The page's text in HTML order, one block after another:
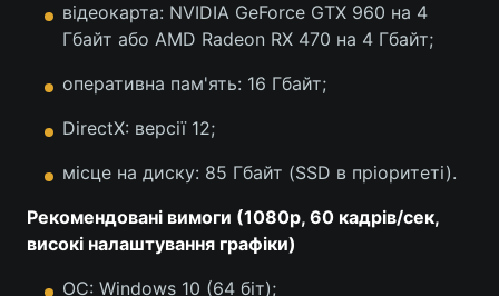
відеокарта: NVIDIA GeForce GTX 960 на 4
Гбайт або AMD Radeon RX 470 на 4 Гбайт;
оперативна пам'ять: 16 Гбайт;
DirectX: версії 12;
місце на диску: 85 Гбайт (SSD в пріоритеті).
Рекомендовані вимоги (1080p, 60 кадрів/сек,
високі налаштування графіки)
ОС: Windows 10 (64 біт);